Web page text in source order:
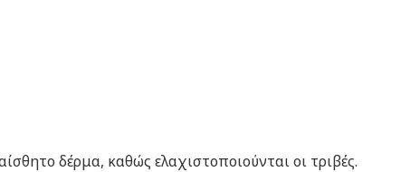
δέρμα, καθώς ελαχιστοποιούνται οι τριβές.